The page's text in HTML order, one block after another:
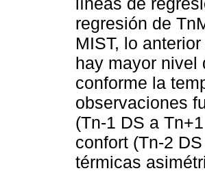
regresión de
MIST, lo
hay mayor nivel
conforme la
observaciones
(Tn-1 DS a
confort (Tn-2
térmicas